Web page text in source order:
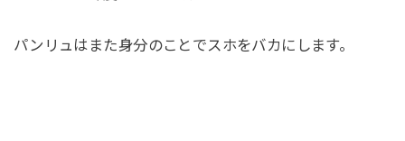
パンリュはまた身分のことでスホをバカにします。